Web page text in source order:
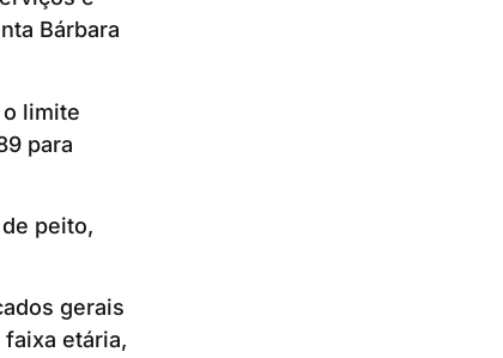
Bárbara
limite
para
peito,
gerais
etária,